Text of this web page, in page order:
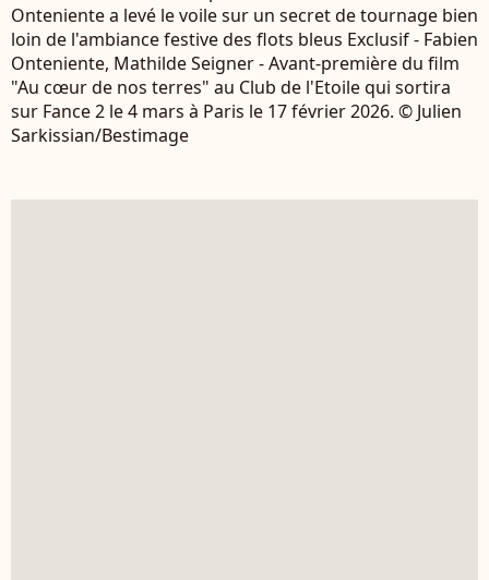
Onteniente a levé le voile sur un secret de tournage bien
loin de l'ambiance festive des flots bleus Exclusif - Fabien
Onteniente, Mathilde Seigner - Avant-première du film
"Au cœur de nos terres" au Club de l'Etoile qui sortira
sur Fance 2 le 4 mars à Paris le 17 février 2026. © Julien
Sarkissian/Bestimage